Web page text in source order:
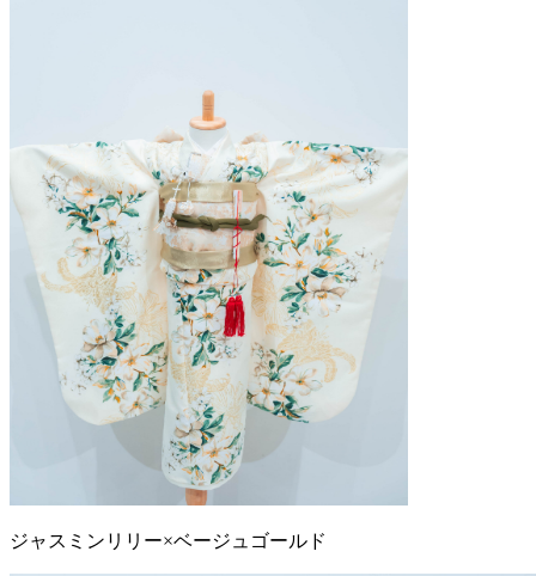
ジャスミンリリー×ベージュゴールド